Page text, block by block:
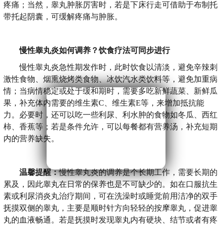
疼痛；当然，睾丸肿胀厉害时，若是下床行走可借助于布制托
带托起阴囊，可缓解疼痛与肿胀。
慢性睾丸炎如何调养？饮食疗法可同步进行
慢性睾丸炎急性期发作时，此时饮食以清淡，避免辛辣刺
激性食物、烟熏烧烤类食物、冰饮汽水类饮料等，避免加重病
情；当病情稳定或处于缓和期时，需要多吃新鲜蔬菜、新鲜瓜
果，补充体内需要的维生素C、维生素E等，来增加抵抗能
力。必要时，还可以吃一些利尿、利水肿的食物如冬瓜、西红
柿、香蕉等；若是条件允许，可以每餐都有营养汤，补充短期
内的营养缺失。
温馨提醒：慢性睾丸炎的调养是个长期工作，需要长期的
累及，因此睾丸在日常的保养也是不可缺少的。如在口服抗生
素或利尿消炎丸治疗期间，可在洗澡时或睡觉前用洁净的双手
抚摸双侧的睾丸，主要是顺时针方向轻轻的按摩睾丸，促进睾
丸的血液畅通。若是抚摸时发现睾丸内有硬块、结节或者有疼